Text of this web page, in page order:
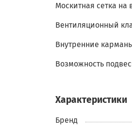
Москитная сетка
Вентиляционный
Внутренние
Возможность
Характеристики
Бренд